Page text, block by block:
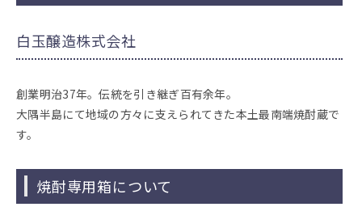
白玉醸造株式会社
創業明治37年。伝統を引き継ぎ百有余年。
大隅半島にて地域の方々に支えられてきた本土最南端焼酎蔵で
す。
焼酎専用箱について